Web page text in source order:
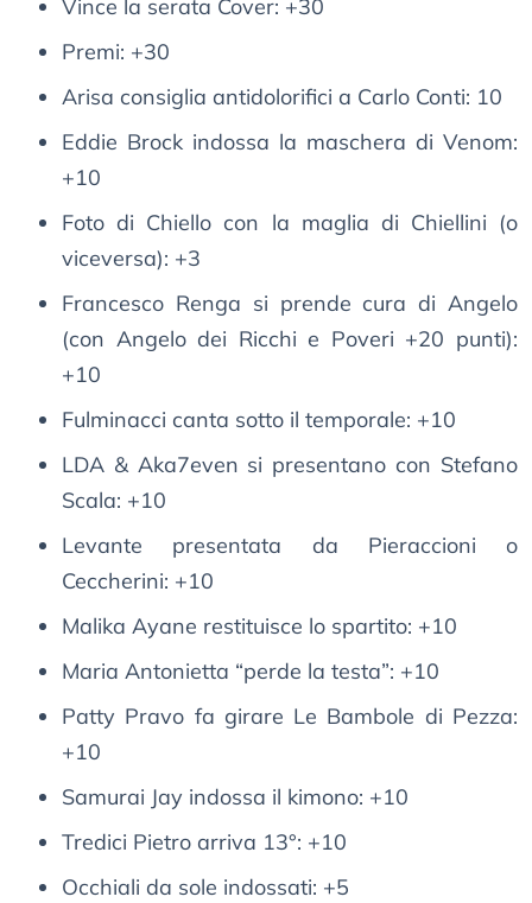
Vince la serata Cover: +30
Premi: +30
Arisa consiglia antidolorifici a Carlo Conti: 10
Eddie Brock indossa la maschera di Venom:
+10
Foto di Chiello con la maglia di Chiellini (o
viceversa): +3
Francesco Renga si prende cura di Angelo
(con Angelo dei Ricchi e Poveri +20 punti):
+10
Fulminacci canta sotto il temporale: +10
LDA & Aka7even si presentano con Stefano
Scala: +10
Levante presentata da Pieraccioni o
Ceccherini: +10
Malika Ayane restituisce lo spartito: +10
Maria Antonietta “perde la testa”: +10
Patty Pravo fa girare Le Bambole di Pezza:
+10
Samurai Jay indossa il kimono: +10
Tredici Pietro arriva 13°: +10
Occhiali da sole indossati: +5